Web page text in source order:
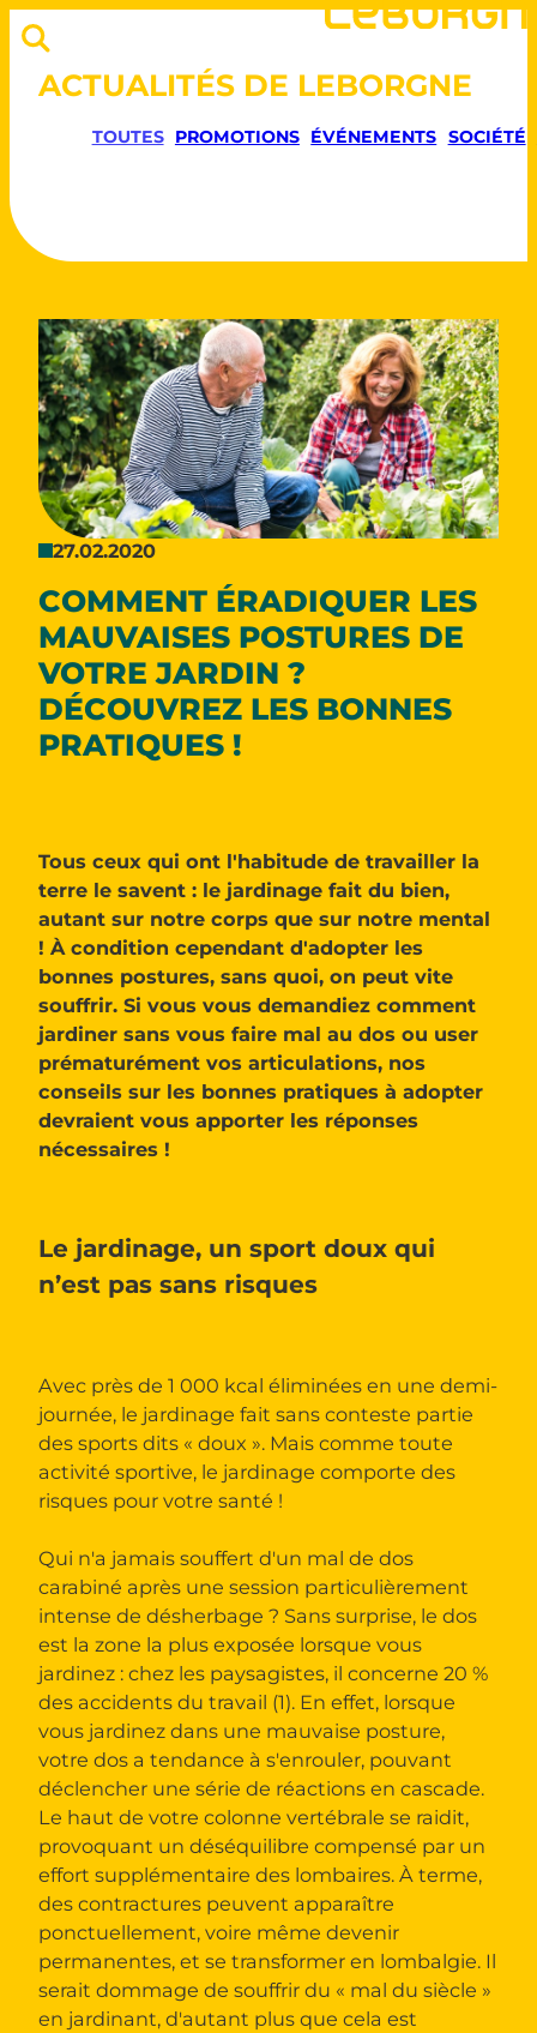
ACTUALITÉS DE LEBORGNE
TOUTES PROMOTIONS ÉVÉNEMENTS SOCIÉTÉ
27.02.2020
COMMENT ÉRADIQUER LES
MAUVAISES POSTURES DE
VOTRE JARDIN ?
DÉCOUVREZ LES BONNES
PRATIQUES !
Tous ceux qui ont l'habitude de travailler la
terre le savent : le jardinage fait du bien,
autant sur notre corps que sur notre mental
! À condition cependant d'adopter les
bonnes postures, sans quoi, on peut vite
souffrir. Si vous vous demandiez comment
jardiner sans vous faire mal au dos ou user
prématurément vos articulations, nos
conseils sur les bonnes pratiques à adopter
devraient vous apporter les réponses
nécessaires !
Le jardinage, un sport doux qui
n’est pas sans risques
Avec près de 1 000 kcal éliminées en une demi-
journée, le jardinage fait sans conteste partie
des sports dits « doux ». Mais comme toute
activité sportive, le jardinage comporte des
risques pour votre santé !
Qui n'a jamais souffert d'un mal de dos
carabiné après une session particulièrement
intense de désherbage ? Sans surprise, le dos
est la zone la plus exposée lorsque vous
jardinez : chez les paysagistes, il concerne 20 %
des accidents du travail (1). En effet, lorsque
vous jardinez dans une mauvaise posture,
votre dos a tendance à s'enrouler, pouvant
déclencher une série de réactions en cascade.
Le haut de votre colonne vertébrale se raidit,
provoquant un déséquilibre compensé par un
effort supplémentaire des lombaires. À terme,
des contractures peuvent apparaître
ponctuellement, voire même devenir
permanentes, et se transformer en lombalgie. Il
serait dommage de souffrir du « mal du siècle »
en jardinant, d'autant plus que cela est